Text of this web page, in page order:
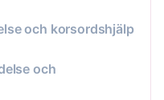
och korsordshjälp
och